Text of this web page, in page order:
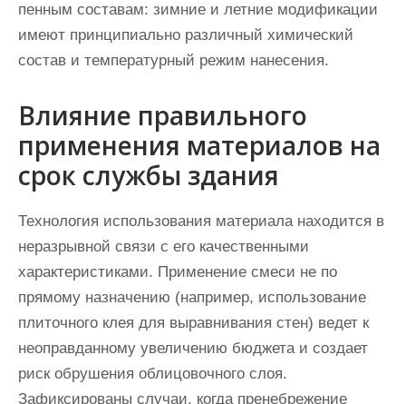
пенным составам: зимние и летние модификации
имеют принципиально различный химический
состав и температурный режим нанесения.
Влияние правильного
применения материалов на
срок службы здания
Технология использования материала находится в
неразрывной связи с его качественными
характеристиками. Применение смеси не по
прямому назначению (например, использование
плиточного клея для выравнивания стен) ведет к
неоправданному увеличению бюджета и создает
риск обрушения облицовочного слоя.
Зафиксированы случаи, когда пренебрежение